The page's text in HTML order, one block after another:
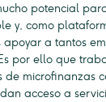
potencial
y, como
apoyar a tantos
por ello que
de microfinanzas
acceso a